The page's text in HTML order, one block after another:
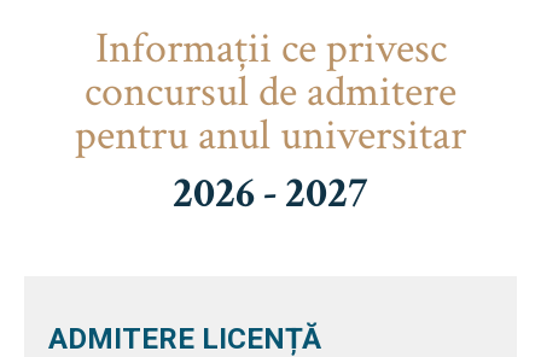
Informaţii ce privesc
concursul de admitere
pentru anul universitar
2026 - 2027
ADMITERE LICENȚĂ